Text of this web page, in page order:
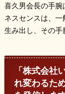
喜久男会長の手
ネスセンスは、
生み出し、その
「株式会社
れ変わるた